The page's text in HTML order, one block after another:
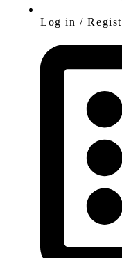
Log in /